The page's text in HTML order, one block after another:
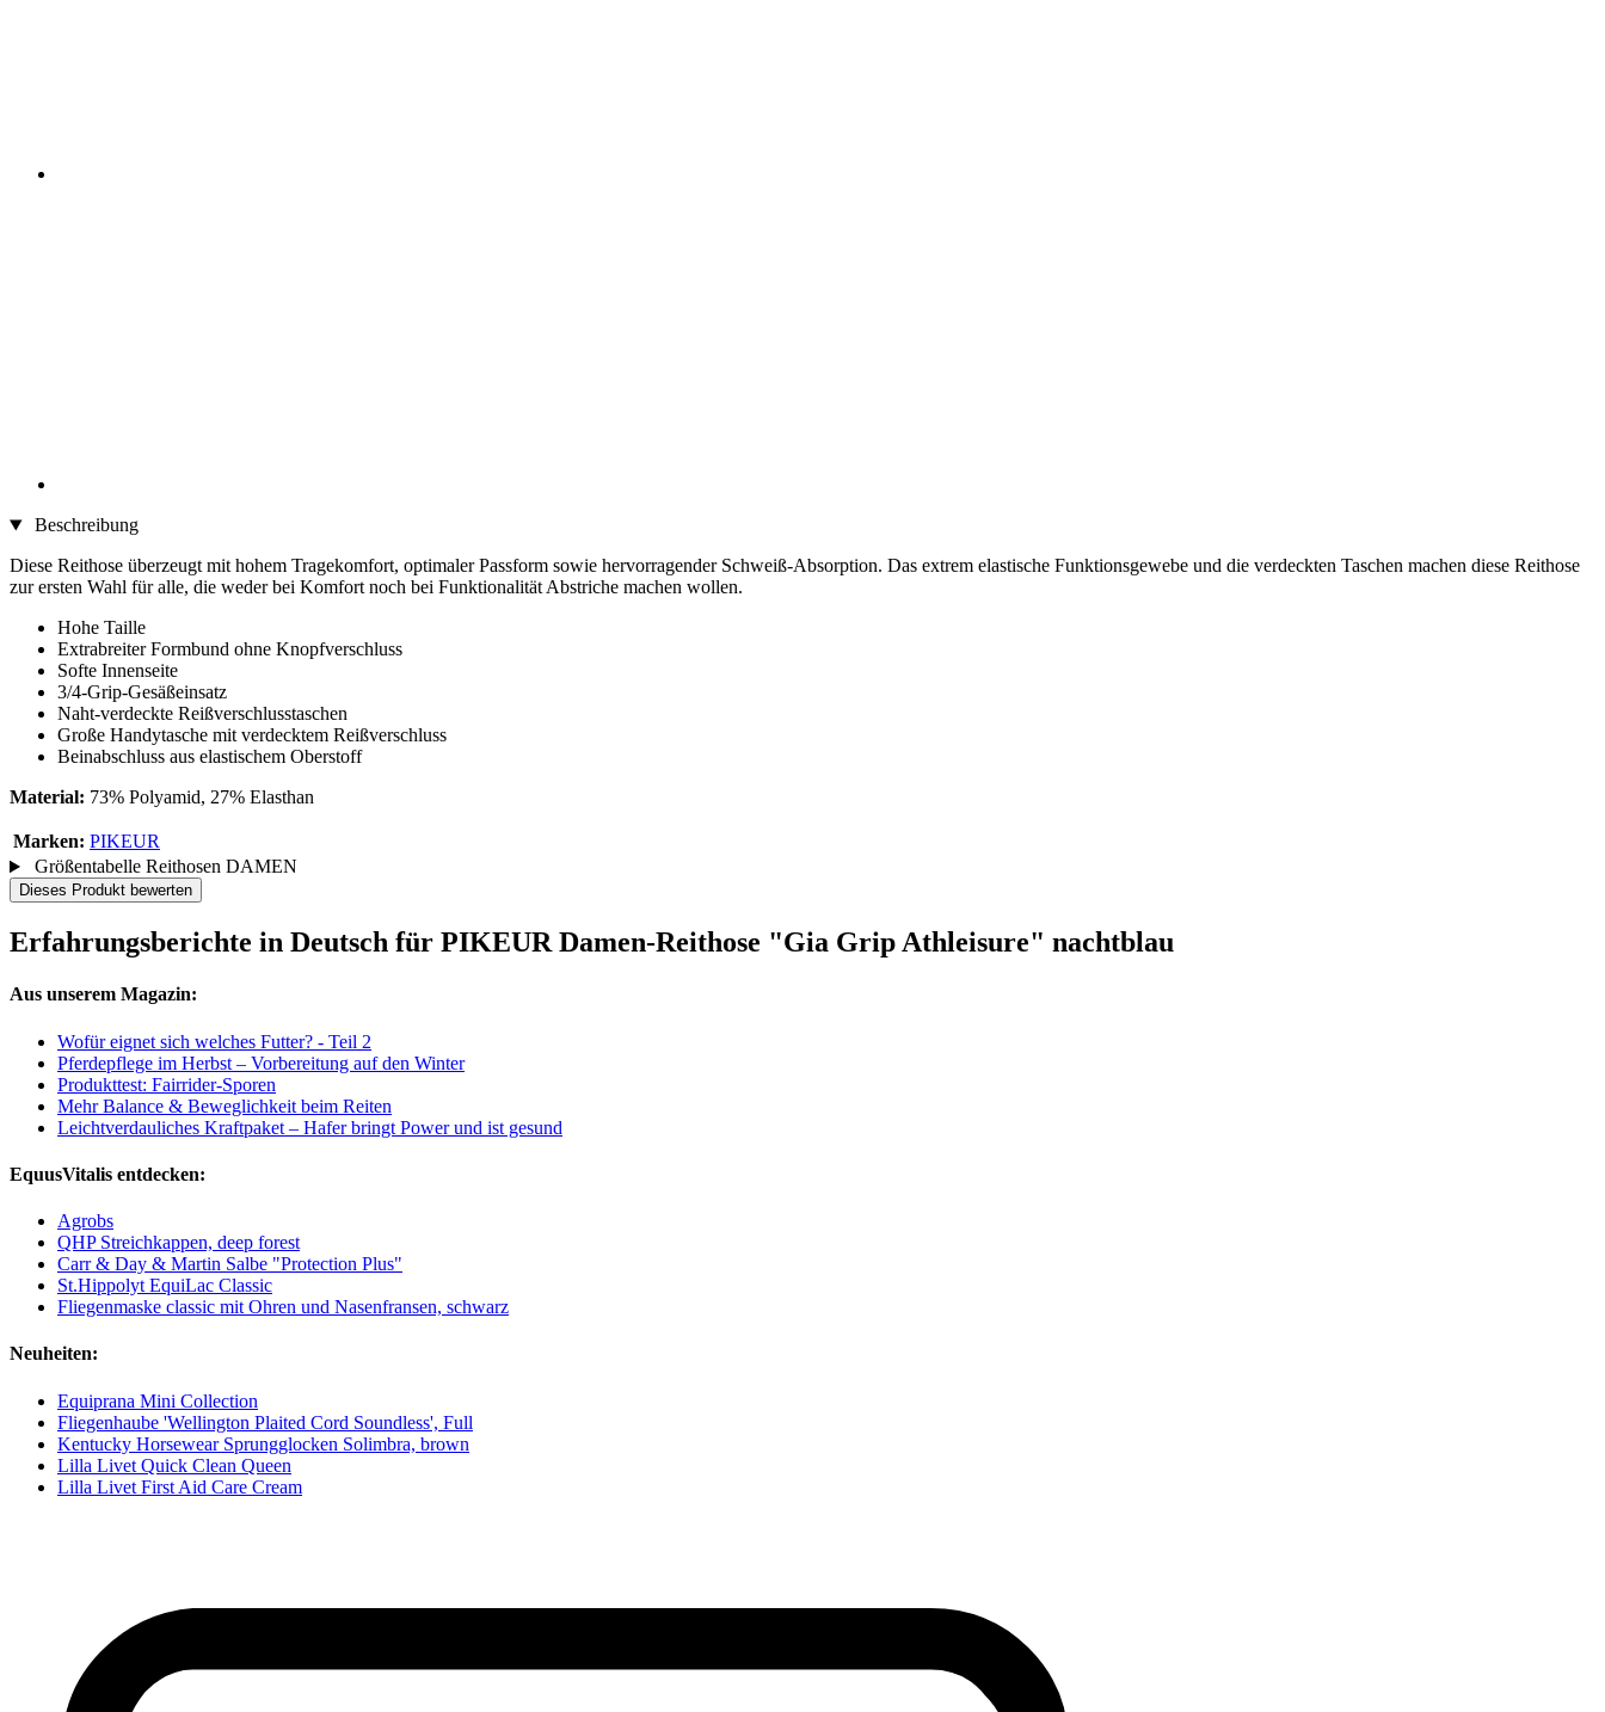
Beschreibung
Diese Reithose überzeugt mit hohem Tragekomfort, optimaler Passform sowie hervorragender Schweiß-Absorption. Das extrem elastische Funktionsgewebe und die verdeckten Taschen machen diese Reithose
zur ersten Wahl für alle, die weder bei Komfort noch bei Funktionalität Abstriche machen wollen.
Hohe Taille
Extrabreiter Formbund ohne Knopfverschluss
Softe Innenseite
3/4-Grip-Gesäßeinsatz
Naht-verdeckte Reißverschlusstaschen
Große Handytasche mit verdecktem Reißverschluss
Beinabschluss aus elastischem Oberstoff
Material: 73% Polyamid, 27% Elasthan
Marken: PIKEUR
Größentabelle Reithosen DAMEN
Dieses Produkt bewerten
Erfahrungsberichte in Deutsch für PIKEUR Damen-Reithose "Gia Grip Athleisure" nachtblau
Aus unserem Magazin:
Wofür eignet sich welches Futter? - Teil 2
Pferdepflege im Herbst – Vorbereitung auf den Winter
Produkttest: Fairrider-Sporen
Mehr Balance & Beweglichkeit beim Reiten
Leichtverdauliches Kraftpaket – Hafer bringt Power und ist gesund
EquusVitalis entdecken:
Agrobs
QHP Streichkappen, deep forest
Carr & Day & Martin Salbe "Protection Plus"
St.Hippolyt EquiLac Classic
Fliegenmaske classic mit Ohren und Nasenfransen, schwarz
Neuheiten:
Equiprana Mini Collection
Fliegenhaube 'Wellington Plaited Cord Soundless', Full
Kentucky Horsewear Sprungglocken Solimbra, brown
Lilla Livet Quick Clean Queen
Lilla Livet First Aid Care Cream